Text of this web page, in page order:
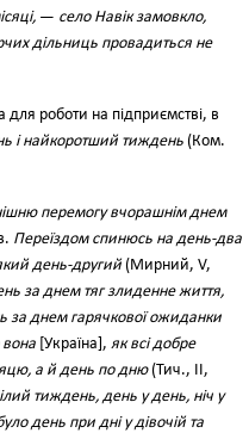
— село Навік замовкло,
дільниць провадиться не
роботи на підприємстві, в
і найкоротший тиждень (Ком.
перемогу вчорашнім днем
Переїздом спинюсь на день-два
день-другий (Мирний, V,
за днем тяг злиденне життя,
за днем гарячкової ожиданки
вона [Україна], як всі добре
а й день по дню(Тич., II,
тиждень, день у день, ніч у
день при дні у дівочій та